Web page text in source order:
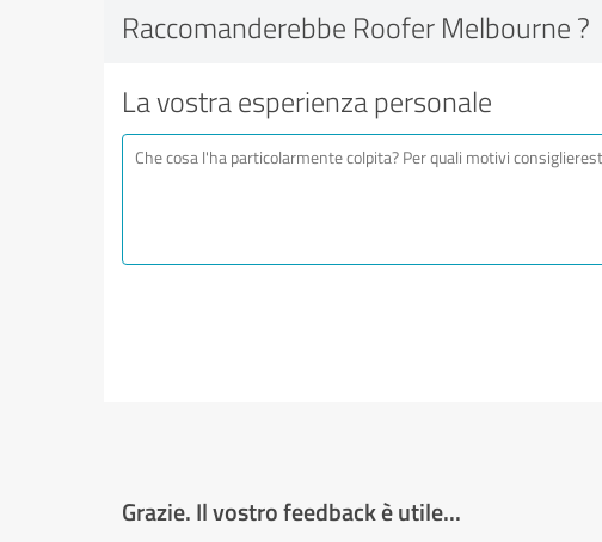
Raccomanderebbe Roofer Melbourne ?
La vostra esperienza personale
Grazie. Il vostro feedback è utile...